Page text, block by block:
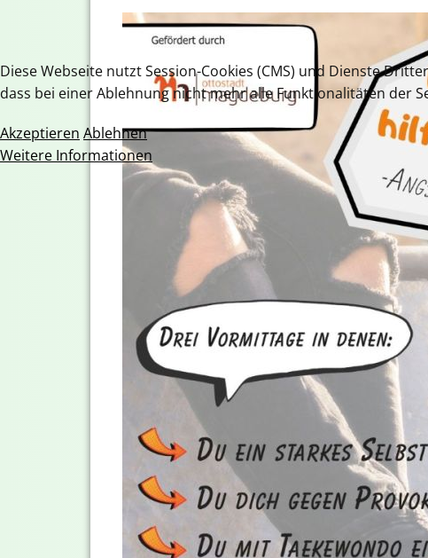
Diese Webseite nutzt Session-Cookies (CMS) und Dienste
dass bei einer Ablehnung nicht mehr alle Funktionalitäten der
Akzeptieren Ablehnen
Weitere Informationen